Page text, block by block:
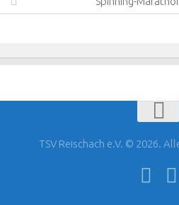
TSV Reischach e.V. © 2026.